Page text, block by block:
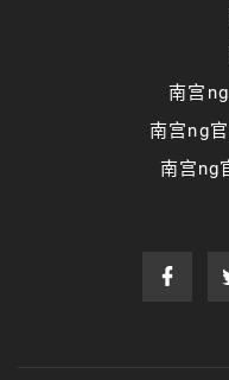
南宫
南宫ng
南宫ng